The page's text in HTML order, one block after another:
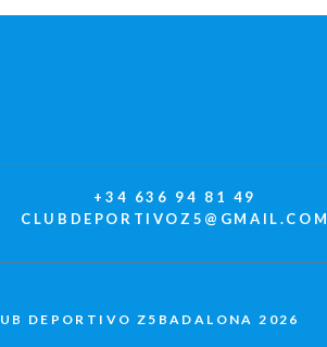
+34 636 94 81 49
CLUBDEPORTIVOZ5@GMAIL.COM
DEPORTIVO Z5BADALONA 2026